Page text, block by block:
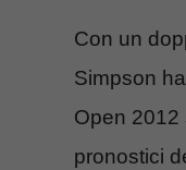
Con un
Simpson
Open 2012
pronostici